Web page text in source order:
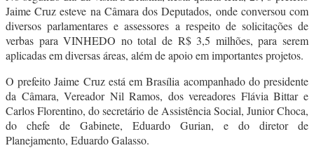
Jaime Cruz esteve na Câmara dos Deputados, onde conversou com
diversos parlamentares e assessores a respeito de solicitações de
verbas para VINHEDO no total de R$ 3,5 milhões, para serem
aplicadas em diversas áreas, além de apoio em importantes projetos.
O prefeito Jaime Cruz está em Brasília acompanhado do presidente
da Câmara, Vereador Nil Ramos, dos vereadores Flávia Bittar e
Carlos Florentino, do secretário de Assistência Social, Junior Choca,
do chefe de Gabinete, Eduardo Gurian, e do diretor de
Planejamento, Eduardo Galasso.